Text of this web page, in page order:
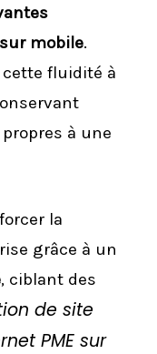
mobile.
cette fluidité à
à une
la
grâce à un
, ciblant des
de site
PME sur